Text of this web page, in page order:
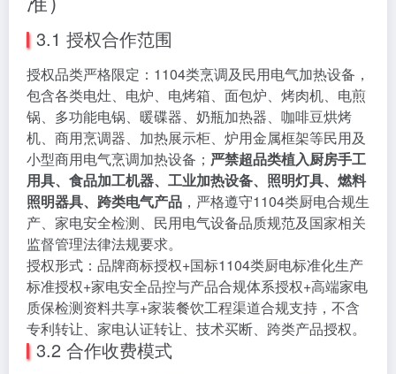
3.1 授权合作范围
授权品类严格限定：1104类烹调及民用电气加热设备，
包含各类电灶、电炉、电烤箱、面包炉、烤肉机、电煎
锅、多功能电锅、暖碟器、奶瓶加热器、咖啡豆烘烤
机、商用烹调器、加热展示柜、炉用金属框架等民用及
小型商用电气烹调加热设备； 严禁超品类植入厨房手工
用具、食品加工机器、工业加热设备、照明灯具、燃料
照明器具、跨类电气产品 ，严格遵守1104类厨电合规生
产、家电安全检测、民用电气设备品质规范及国家相关
监督管理法律法规要求。
授权形式：品牌商标授权+国标1104类厨电标准化生产
标准授权+家电安全品控与产品合规体系授权+高端家电
质保检测资料共享+家装餐饮工程渠道合规支持，不含
专利转让、家电认证转让、技术买断、跨类产品授权。
3.2 合作收费模式